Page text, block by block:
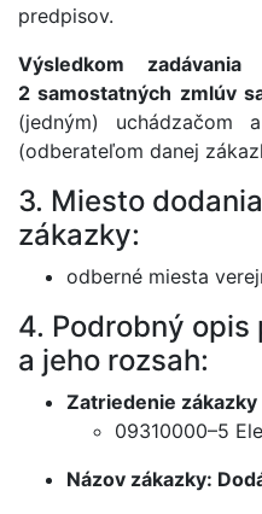
predpisov.
Výsledkom
2 samostatných zmlúv
(jedným) uchádzačom
(odberateľom danej
3. Miesto
zákazky:
odberné miesta
4. Podrobný
a jeho rozsah:
Zatriedenie zákazky
09310000–5
Názov zákazky: